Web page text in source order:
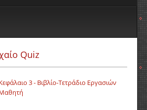
Quiz
3 - Βιβλίο-Τετράδιο Εργασιών